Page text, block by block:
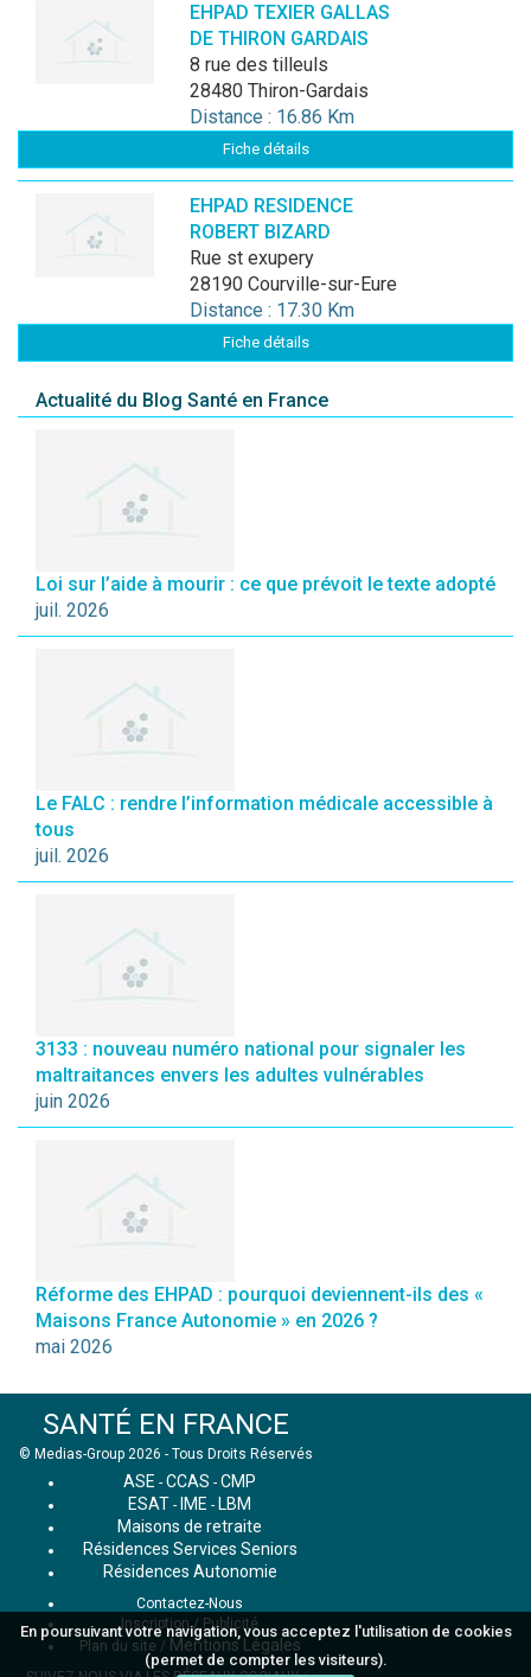
En poursuivant votre navigation, vous acceptez l'utilisation de cookies
(permet de compter les visiteurs).
EHPAD TEXIER GALLAS
DE THIRON GARDAIS
8 rue des tilleuls
28480 Thiron-Gardais
Distance : 16.86 Km
Fiche détails
EHPAD RESIDENCE
ROBERT BIZARD
Rue st exupery
28190 Courville-sur-Eure
Distance : 17.30 Km
Fiche détails
Actualité du Blog Santé en France
Loi sur l’aide à mourir : ce que prévoit le texte adopté
juil. 2026
Le FALC : rendre l’information médicale accessible à
tous
juil. 2026
3133 : nouveau numéro national pour signaler les
maltraitances envers les adultes vulnérables
juin 2026
Réforme des EHPAD : pourquoi deviennent-ils des «
Maisons France Autonomie » en 2026 ?
mai 2026
SANTÉ EN FRANCE
© Medias-Group 2026 - Tous Droits Réservés
ASE - CCAS - CMP
ESAT - IME - LBM
Maisons de retraite
Résidences Services Seniors
Résidences Autonomie
Contactez-Nous
Inscription / Publicité
Plan du site / Mentions Légales